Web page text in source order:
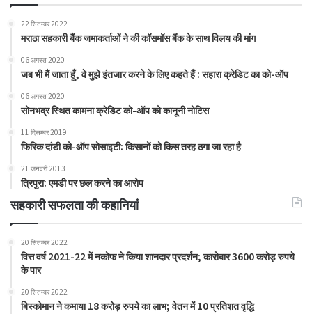
22 सितम्बर 2022
मराठा सहकारी बैंक जमाकर्ताओं ने की कॉसमॉस बैंक के साथ विलय की मांग
06 अगस्त 2020
जब भी मैं जाता हूँ, वे मुझे इंतजार करने के लिए कहते हैं : सहारा क्रेडिट का को-ऑप
06 अगस्त 2020
सोनभद्र स्थित कामना क्रेडिट को-ऑप को कानूनी नोटिस
11 दिसम्बर 2019
फिरिक दांडी को-ऑप सोसाइटी: किसानों को किस तरह ठगा जा रहा है
21 जनवरी 2013
त्रिपुरा: एमडी पर छल करने का आरोप
सहकारी सफलता की कहानियां
20 सितम्बर 2022
वित्त वर्ष 2021-22 में नकोफ ने किया शानदार प्रदर्शन; कारोबार 3600 करोड़ रुपये
के पार
20 सितम्बर 2022
बिस्कोमान ने कमाया 18 करोड़ रुपये का लाभ; वेतन में 10 प्रतिशत वृद्धि